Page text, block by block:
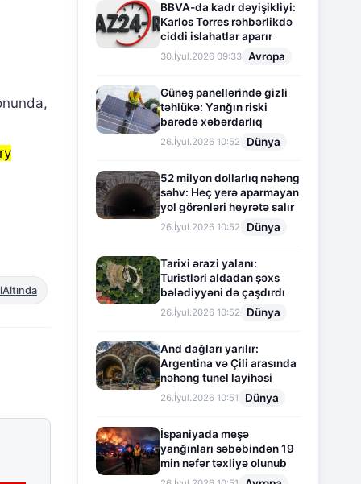
BBVA-da kadr dəyişikliyi:
Karlos Torres rəhbərlikdə
ciddi islahatlar aparır
30.İyul.2026 09:33 Avropa
Günəş panellərində gizli
təhlükə: Yanğın riski
barədə xəbərdarlıq
26.İyul.2026 10:52 Dünya
52 milyon dollarlıq nəhəng
səhv: Heç yerə aparmayan
yol görənləri heyrətə salır
26.İyul.2026 10:52 Dünya
Tarixi ərazi yalanı:
Turistləri aldadan şəxs
bələdiyyəni də çaşdırdı
26.İyul.2026 10:52 Dünya
And dağları yarılır:
Argentina və Çili arasında
nəhəng tunel layihəsi
26.İyul.2026 10:51 Dünya
İspaniyada meşə
yanğınları səbəbindən 19
min nəfər təxliyə olunub